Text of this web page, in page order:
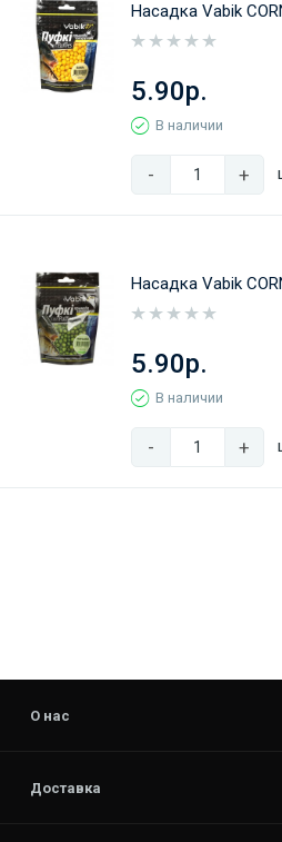
Насадка Vabik
5.90р.
В наличии
- +
Насадка Vabik
5.90р.
В наличии
- +
О нас
Доставка